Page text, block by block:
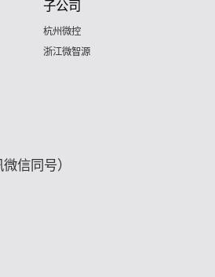
子公司
杭州微控
浙江微智源
信同号）